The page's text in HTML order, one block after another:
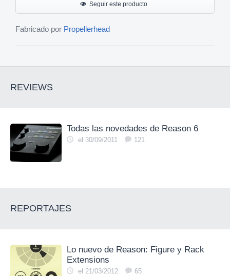
Seguir este producto
Fabricado por Propellerhead
REVIEWS
Todas las novedades de Reason 6
el 30/09/2011 121
REPORTAJES
Lo nuevo de Reason: Figure y Rack
Extensions
el 21/03/2012 65